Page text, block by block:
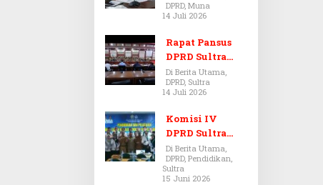
Dugaan Jual
Beli Tanah
Bermasalah di
Muna
DPRD, Muna
14 Juli 2026
Rapat Pansus
DPRD Sultra
Diskors Dua
Kali Akibat
Ketidakhadira
n Pj Sekda
Di Berita Utama,
DPRD, Sultra
14 Juli 2026
Komisi IV
DPRD Sultra
Kawal Hak
Guru,
Rencanakan
Di Berita Utama,
DPRD, Pendidikan,
Sultra
15 Juni 2026